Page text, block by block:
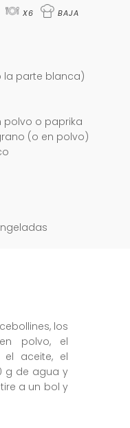
X6 BAJA
la parte blanca)
polvo o paprika
(o en polvo)
los
polvo, el
el aceite, el
g de agua y
a un bol y